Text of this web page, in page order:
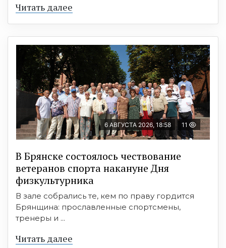
Читать далее
6 АВГУСТА 2026, 18:58 11
В Брянске состоялось чествование
ветеранов спорта накануне Дня
физкультурника
В зале собрались те, кем по праву гордится
Брянщина: прославленные спортсмены,
тренеры и ...
Читать далее